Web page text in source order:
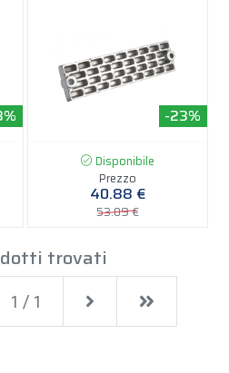
-23%
Disponibile
Prezzo
40.88 €
53.09 €
trovati
1 / 1 Next